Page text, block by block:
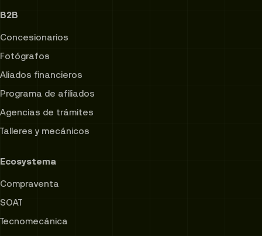
B2B
Concesionarios
Fotógrafos
Aliados financieros
Programa de afiliados
Agencias de trámites
Talleres y mecánicos
Ecosystema
Compraventa
SOAT
Tecnomecánica